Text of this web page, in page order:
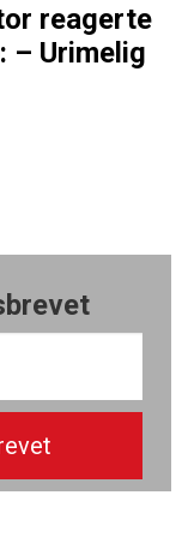
reagerte
– Urimelig